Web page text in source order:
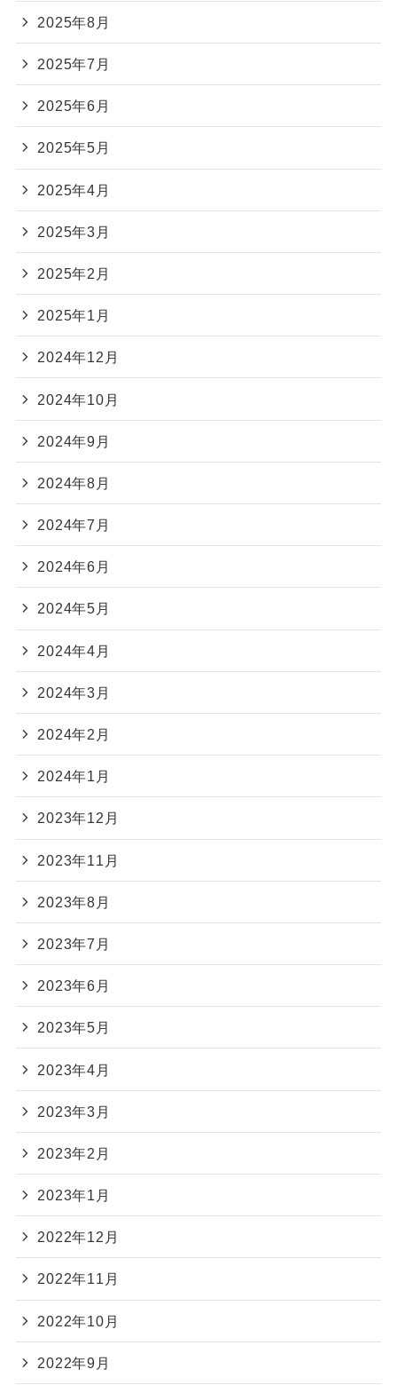
2025年8月
2025年7月
2025年6月
2025年5月
2025年4月
2025年3月
2025年2月
2025年1月
2024年12月
2024年10月
2024年9月
2024年8月
2024年7月
2024年6月
2024年5月
2024年4月
2024年3月
2024年2月
2024年1月
2023年12月
2023年11月
2023年8月
2023年7月
2023年6月
2023年5月
2023年4月
2023年3月
2023年2月
2023年1月
2022年12月
2022年11月
2022年10月
2022年9月